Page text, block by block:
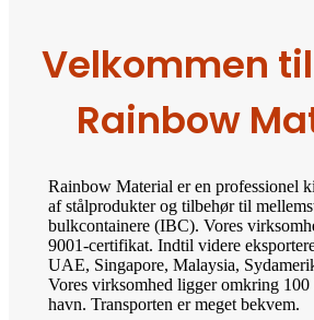
Velkommen
Rainbow
Rainbow Material er en professionel
af stålprodukter og tilbehør til
bulkcontainere (IBC). Vores
9001-certifikat. Indtil videre
UAE, Singapore, Malaysia,
Vores virksomhed ligger omkring 100
havn. Transporten er meget bekvem.